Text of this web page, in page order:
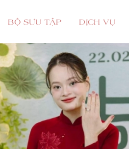
BỘ SƯU TẬP DỊCH VỤ